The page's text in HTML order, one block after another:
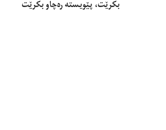
بكرێت، پێویسته‌ ره‌چاو بكرێت